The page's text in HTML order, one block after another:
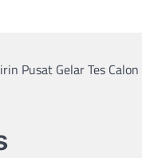
Pusat Gelar Tes